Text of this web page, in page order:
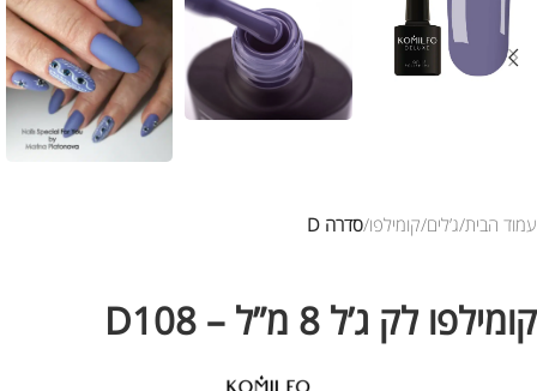
עמוד הבית ג’לים קומילפו סדרה D
קומילפו לק ג’ל 8 מ”ל – D108